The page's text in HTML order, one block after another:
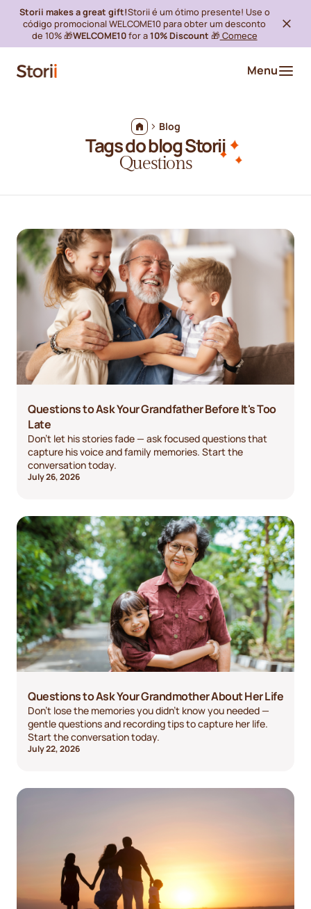
Storii makes a great gift!Storii é um ótimo presente! Use o
código promocional WELCOME10 para obter um desconto
de 10% 🎁WELCOME10for a10% Discount 🎁 Comece
Menu
Blog
Tags do blog Storii
Questions
Questions to Ask Your Grandfather Before It's Too
Late
Don't let his stories fade — ask focused questions that
capture his voice and family memories. Start the
conversation today.
July 26, 2026
Questions to Ask Your Grandmother About Her Life
Don't lose the memories you didn't know you needed —
gentle questions and recording tips to capture her life.
Start the conversation today.
July 22, 2026